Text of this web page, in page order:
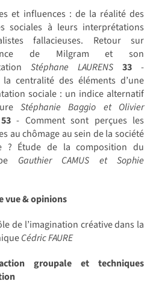
et influences : de la réalité des
sociales à leurs interprétations
fallacieuses. Retour sur
de Milgram et son
Stéphane LAURENS 33 -
la centralité des éléments d’une
sociale : un indice alternatif
Stéphanie Baggio et Olivier
53- Comment sont perçues les
au chômage au sein de la société
? Étude de la composition du
Gauthier CAMUS et Sophie
vue & opinions
de l’imagination créative dans la
Cédric FAURE
action groupale et techniques